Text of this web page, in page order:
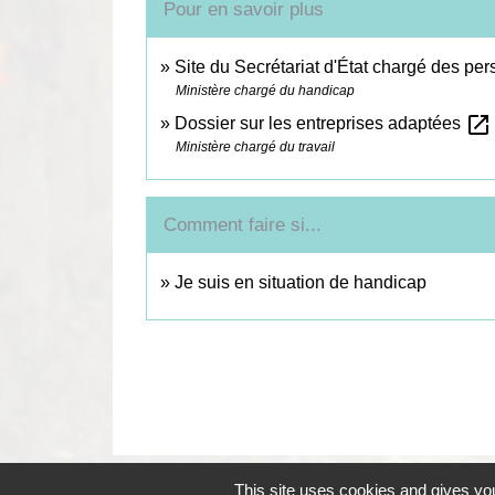
Pour en savoir plus
Site du Secrétariat d'État chargé des
Ministère chargé du handicap
Dossier sur les entreprises adaptées open_in_new
Ministère chargé du travail
Comment faire si...
Je suis en situation de handicap
This site uses cookies and gives